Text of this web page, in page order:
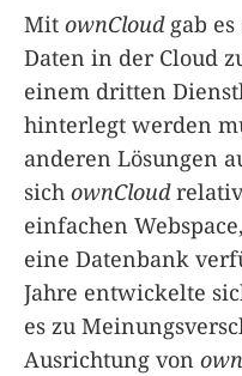
Mit ownCloudgab es
Daten in der Cloud
einem dritten
hinterlegt werden
anderen Lösungen
sich ownCloud
einfachen
eine Datenbank
Jahre entwickelte
es zu
Ausrichtung von